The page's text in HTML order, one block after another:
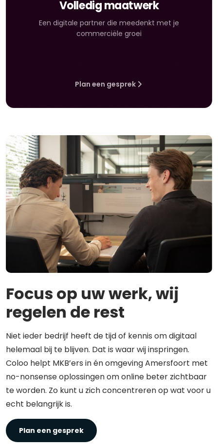
Volledig maatwerk
Een digitale partner die meedenkt met je
commerciële groei
Plan een gesprek
Focus op uw werk, wij
regelen de rest
Niet ieder bedrijf heeft de tijd of kennis om digitaal
helemaal bij te blijven. Dat is waar wij inspringen.
Coloo helpt MKB’ers in én omgeving Amersfoort met
no-nonsense oplossingen om online beter zichtbaar
te worden. Zo kunt u zich concentreren op wat voor u
echt belangrijk is.
Plan een gesprek